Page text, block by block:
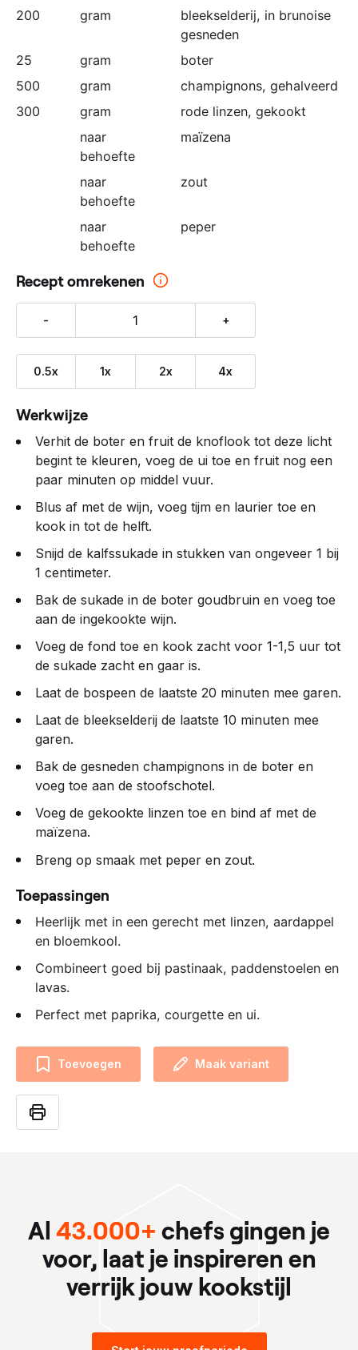
200
gram bleekselderij, in brunoise
gesneden
25
gram
boter
500
gram champignons, gehalveerd
300
gram rode linzen, gekookt
naar
behoefte
maïzena
naar
behoefte
zout
naar
behoefte
peper
Recept omrekenen
- +
0.5x 1x 2x 4x
Werkwijze
Verhit de boter en fruit de knoflook tot deze licht
begint te kleuren, voeg de ui toe en fruit nog een
paar minuten op middel vuur.
Blus af met de wijn, voeg tijm en laurier toe en
kook in tot de helft.
Snijd de kalfssukade in stukken van ongeveer 1 bij
1 centimeter.
Bak de sukade in de boter goudbruin en voeg toe
aan de ingekookte wijn.
Voeg de fond toe en kook zacht voor 1-1,5 uur tot
de sukade zacht en gaar is.
Laat de bospeen de laatste 20 minuten mee garen.
Laat de bleekselderij de laatste 10 minuten mee
garen.
Bak de gesneden champignons in de boter en
voeg toe aan de stoofschotel.
Voeg de gekookte linzen toe en bind af met de
maïzena.
Breng op smaak met peper en zout.
Toepassingen
Heerlijk met in een gerecht met linzen, aardappel
en bloemkool.
Combineert goed bij pastinaak, paddenstoelen en
lavas.
Perfect met paprika, courgette en ui.
Toevoegen Maak variant
Al 43.000+ chefs gingen je
voor, laat je inspireren en
verrijk jouw kookstijl